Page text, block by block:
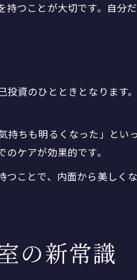
つことが大切です。自分
資のひとときとなります
ちも明るくなった」とい
ケアが効果的です。
ことで、内面から美しく
の新常識